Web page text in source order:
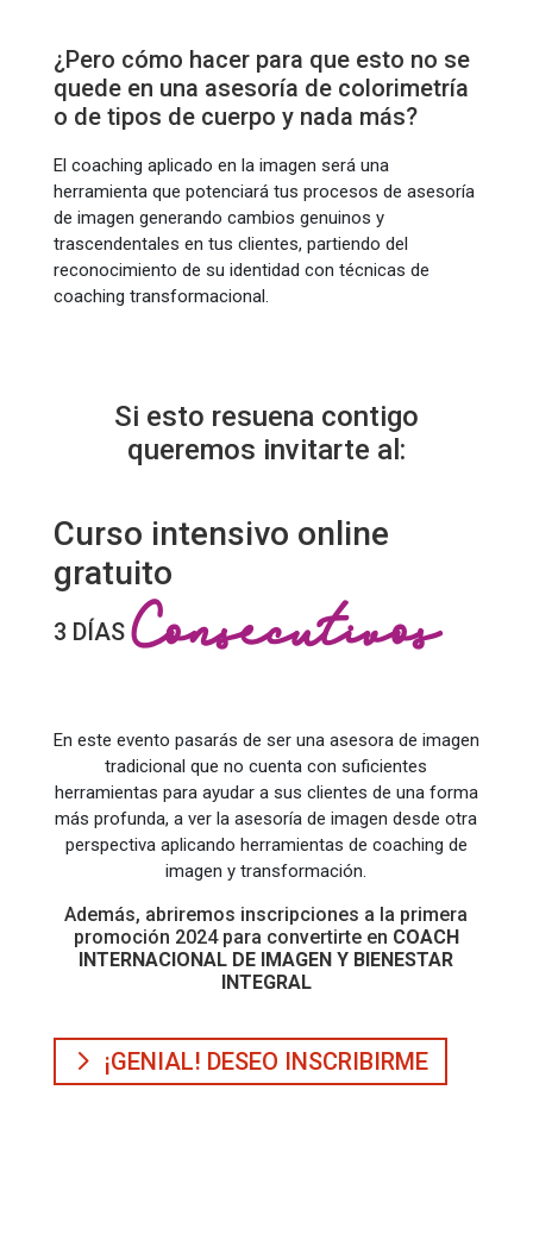
¿Pero cómo hacer para que esto no se
quede en una asesoría de colorimetría
o de tipos de cuerpo y nada más?
El coaching aplicado en la imagen será una
herramienta que potenciará tus procesos de asesoría
de imagen generando cambios genuinos y
trascendentales en tus clientes, partiendo del
reconocimiento de su identidad con técnicas de
coaching transformacional.
Si esto resuena contigo
queremos invitarte al:
Curso intensivo online
gratuito
3 DÍAS Consecutivos
En este evento pasarás de ser una asesora de imagen
tradicional que no cuenta con suficientes
herramientas para ayudar a sus clientes de una forma
más profunda, a ver la asesoría de imagen desde otra
perspectiva aplicando herramientas de coaching de
imagen y transformación.
Además, abriremos inscripciones a la primera
promoción 2024 para convertirte en COACH
INTERNACIONAL DE IMAGEN Y BIENESTAR
INTEGRAL
¡GENIAL! DESEO INSCRIBIRME